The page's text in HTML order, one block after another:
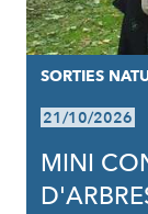
SORTIES
21/10/2026
MINI